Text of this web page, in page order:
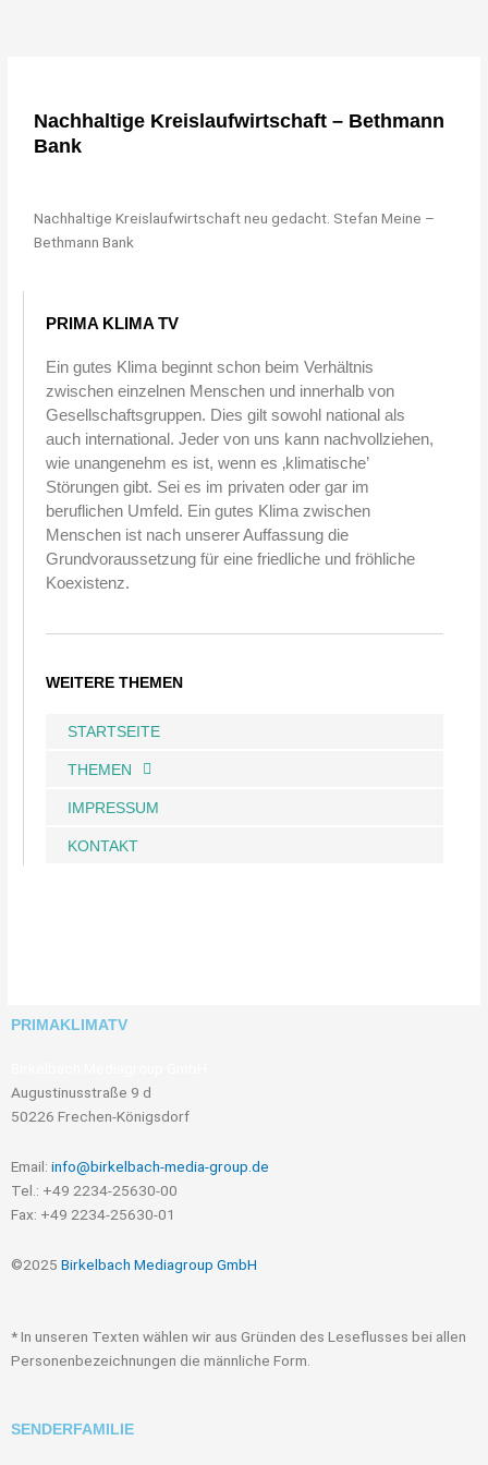
Erfindung ist
mit dem
verbunden, wie
beim Fahrrad."
Adam Opel, Gründer der Firma
Adam Opel GmbH
Nachhaltige Kreislaufwirtschaft – Bethmann
Bank
Nachhaltige Kreislaufwirtschaft neu gedacht. Stefan Meine –
Bethmann Bank
PRIMA KLIMA TV
Ein gutes Klima beginnt schon beim Verhältnis
zwischen einzelnen Menschen und innerhalb von
Gesellschaftsgruppen. Dies gilt sowohl national als
auch international. Jeder von uns kann nachvollziehen,
wie unangenehm es ist, wenn es ‚klimatische’
Störungen gibt. Sei es im privaten oder gar im
beruflichen Umfeld. Ein gutes Klima zwischen
Menschen ist nach unserer Auffassung die
Grundvoraussetzung für eine friedliche und fröhliche
Koexistenz.
WEITERE THEMEN
STARTSEITE
THEMEN
IMPRESSUM
KONTAKT
PRIMAKLIMATV
Augustinusstraße 9 d
50226 Frechen-Königsdorf
Email: info@birkelbach-media-group.de
Tel.: +49 2234-25630-00
Fax: +49 2234-25630-01
©2025 Birkelbach Mediagroup GmbH
* In unseren Texten wählen wir aus Gründen des Leseflusses bei allen
Personenbezeichnungen die männliche Form.
SENDERFAMILIE